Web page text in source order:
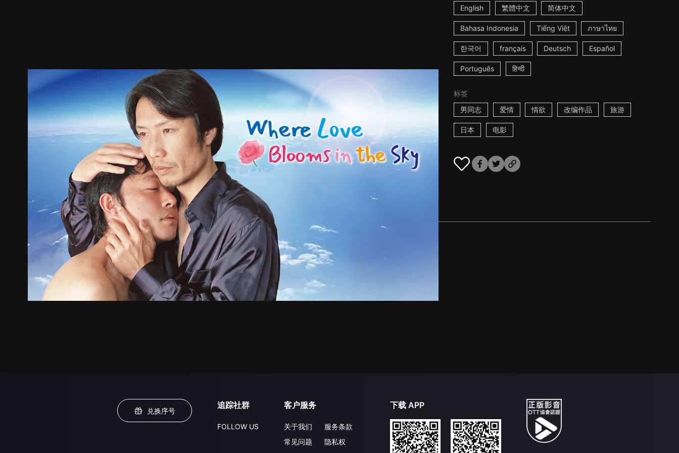
English 繁體中文 简体中文
Bahasa Indonesia Tiếng Việt ภาษาไทย
한국어 français Deutsch Español
Português हिन्दी
标签
男同志
爱情 情欲 改编作品 旅游
日本 电影
预告 剧照 推荐影片 剧情介绍
兑换序号
追踪社群
FOLLOW US
客户服务
关于我们
常见问题
服务条款
隐私权
下载 APP